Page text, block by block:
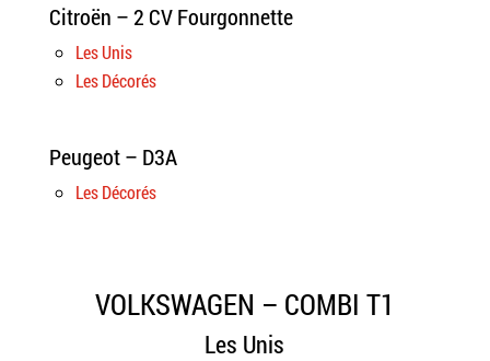
Citroën – 2 CV Fourgonnette
Les Unis
Les Décorés
Peugeot – D3A
Les Décorés
VOLKSWAGEN – COMBI T1
Les Unis